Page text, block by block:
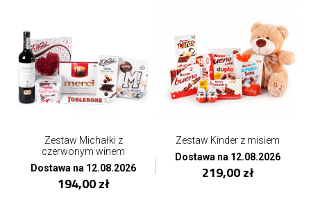
Zestaw Michałki z
czerwonym winem
Dostawa na 12.08.2026
194,00 zł
Zestaw Kinder z misiem
Dostawa na 12.08.2026
219,00 zł